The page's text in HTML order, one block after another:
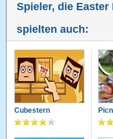
Spieler, die
spielten auch:
Cubestern